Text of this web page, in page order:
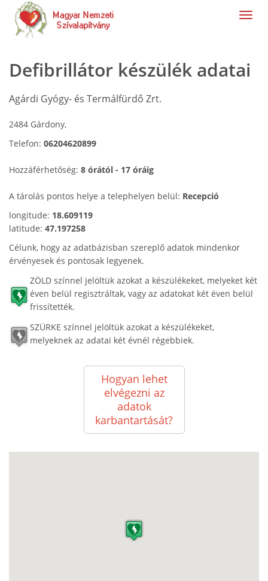
Defibrillátor készülék adatai
Agárdi Gyógy- és Termálfürdő Zrt.
2484 Gárdony,
Telefon: 06204620899
Hozzáférhetőség: 8 órától - 17 óráig
A tárolás pontos helye a telephelyen belül: Recepció
longitude: 18.609119
latitude: 47.197258
Célunk, hogy az adatbázisban szereplő adatok mindenkor
érvényesek és pontosak legyenek.
ZÖLD színnel jelöltük azokat a készülékeket, melyeket két
éven belül regisztráltak, vagy az adatokat két éven belül
frissítették.
SZÜRKE színnel jelöltük azokat a készülékeket,
melyeknek az adatai két évnél régebbiek.
Hogyan lehet
elvégezni az
adatok
karbantartását?